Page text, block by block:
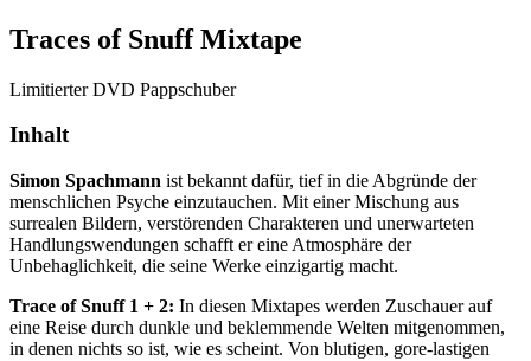
Traces of Snuff Mixtape
Limitierter DVD Pappschuber
Inhalt
Simon Spachmann ist bekannt dafür, tief in die Abgründe der
menschlichen Psyche einzutauchen. Mit einer Mischung aus
surrealen Bildern, verstörenden Charakteren und unerwarteten
Handlungswendungen schafft er eine Atmosphäre der
Unbehaglichkeit, die seine Werke einzigartig macht.
Trace of Snuff 1 + 2: In diesen Mixtapes werden Zuschauer auf
eine Reise durch dunkle und beklemmende Welten mitgenommen,
in denen nichts so ist, wie es scheint. Von blutigen, gore-lastigen